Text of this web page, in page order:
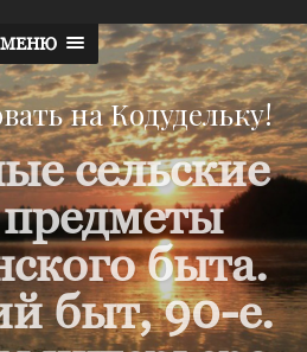
МЕНЮ
на Кодудельку!
сельские
быта.
быт, 90-е.